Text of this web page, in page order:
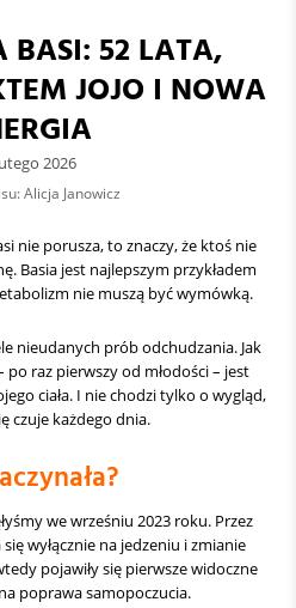
BASI: 52 LATA,
JOJO I NOWA
2026
Alicja Janowicz
nie porusza, to znaczy, że ktoś nie
Basia jest najlepszym przykładem
nie muszą być wymówką.
nieudanych prób odchudzania. Jak
raz pierwszy od młodości – jest
ciała. I nie chodzi tylko o wygląd,
czuje każdego dnia.
we wrześniu 2023 roku.Przez
wyłącznie na jedzeniu i zmianie
pojawiły się pierwsze widoczne
poprawa samopoczucia.